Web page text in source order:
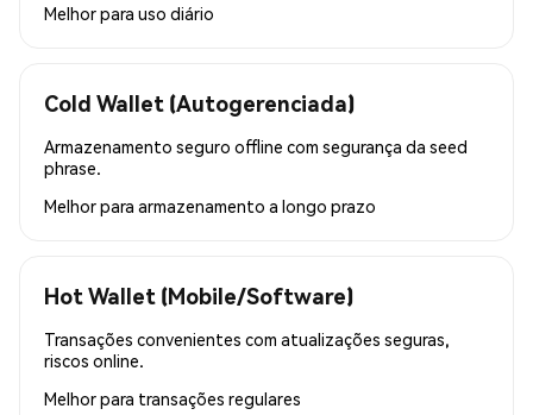
Melhor para uso diário
Cold Wallet (Autogerenciada)
Armazenamento seguro offline com segurança da seed
phrase.
Melhor para armazenamento a longo prazo
Hot Wallet (Mobile/Software)
Transações convenientes com atualizações seguras,
riscos online.
Melhor para transações regulares